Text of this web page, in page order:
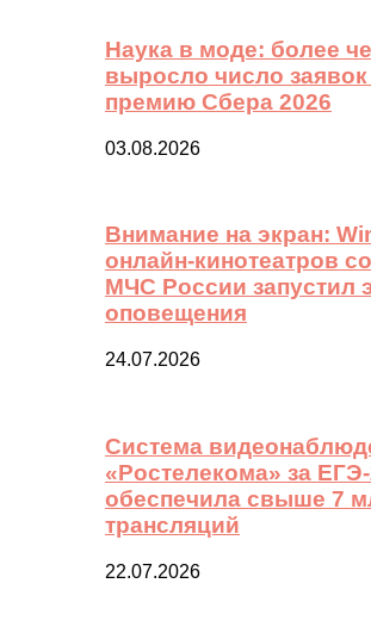
Наука в моде: более
выросло число
премию Сбера 2026
03.08.2026
Внимание на экран:
онлайн-кинотеатров
МЧС России запустил
оповещения
24.07.2026
Система
«Ростелекома» за
обеспечила свыше 7
трансляций
22.07.2026